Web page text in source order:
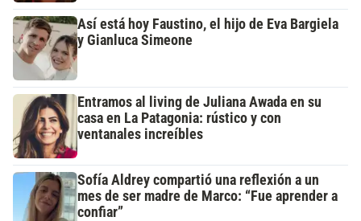
Así está hoy Faustino, el hijo de Eva Bargiela
y Gianluca Simeone
Entramos al living de Juliana Awada en su
casa en La Patagonia: rústico y con
ventanales increíbles
Sofía Aldrey compartió una reflexión a un
mes de ser madre de Marco: “Fue aprender a
confiar”